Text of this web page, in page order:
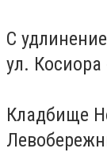
С
ул.
Кладбище